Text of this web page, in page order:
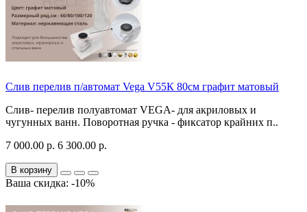
Слив перелив п/автомат Vega V55К 80см графит матовый
Слив- перелив полуавтомат VEGA- для акриловых и
чугунных ванн. Поворотная ручка - фиксатор крайних п..
7 000.00 р. 6 300.00 р.
В корзину
Ваша скидка: -10%